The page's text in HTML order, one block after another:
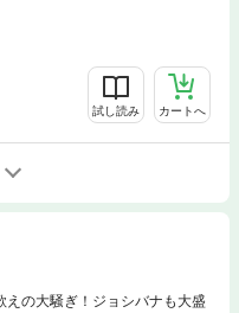
試し読み カートへ
の大騒ぎ！ジョシバナも大盛